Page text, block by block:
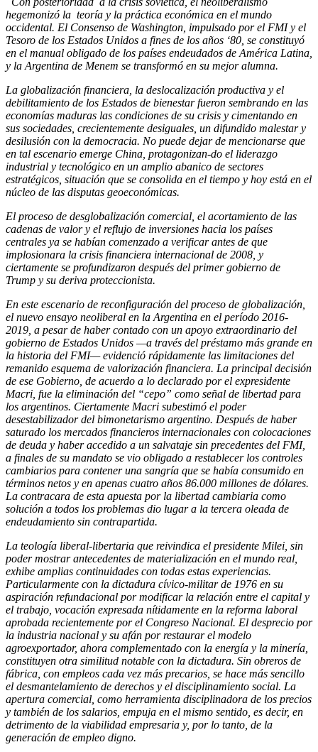
hegemonizó la teoría y la práctica económica en el mundo
occidental. El Consenso de Washington, impulsado por el FMI y el
Tesoro de los Estados Unidos a fines de los años ‘80, se constituyó
en el manual obligado de los países endeudados de América Latina,
y la Argentina de Menem se transformó en su mejor alumna.
La globalización financiera, la deslocalización productiva y el
debilitamiento de los Estados de bienestar fueron sembrando en las
economías maduras las condiciones de su crisis y cimentando en
sus sociedades, crecientemente desiguales, un difundido malestar y
desilusión con la democracia. No puede dejar de mencionarse que
en tal escenario emerge China, protagonizan-do el liderazgo
industrial y tecnológico en un amplio abanico de sectores
estratégicos, situación que se consolida en el tiempo y hoy está en el
núcleo de las disputas geoeconómicas.
El proceso de desglobalización comercial, el acortamiento de las
cadenas de valor y el reflujo de inversiones hacia los países
centrales ya se habían comenzado a verificar antes de que
implosionara la crisis financiera internacional de 2008, y
ciertamente se profundizaron después del primer gobierno de
Trump y su deriva proteccionista.
En este escenario de reconfiguración del proceso de globalización,
el nuevo ensayo neoliberal en la Argentina en el período 2016-
2019, a pesar de haber contado con un apoyo extraordinario del
gobierno de Estados Unidos —a través del préstamo más grande en
la historia del FMI— evidenció rápidamente las limitaciones del
remanido esquema de valorización financiera. La principal decisión
de ese Gobierno, de acuerdo a lo declarado por el expresidente
Macri, fue la eliminación del “cepo” como señal de libertad para
los argentinos. Ciertamente Macri subestimó el poder
desestabilizador del bimonetarismo argentino. Después de haber
saturado los mercados financieros internacionales con colocaciones
de deuda y haber accedido a un salvataje sin precedentes del FMI,
a finales de su mandato se vio obligado a restablecer los controles
cambiarios para contener una sangría que se había consumido en
términos netos y en apenas cuatro años 86.000 millones de dólares.
La contracara de esta apuesta por la libertad cambiaria como
solución a todos los problemas dio lugar a la tercera oleada de
endeudamiento sin contrapartida.
La teología liberal-libertaria que reivindica el presidente Milei, sin
poder mostrar antecedentes de materialización en el mundo real,
exhibe amplias continuidades con todas estas experiencias.
Particularmente con la dictadura cívico-militar de 1976 en su
aspiración refundacional por modificar la relación entre el capital y
el trabajo, vocación expresada nítidamente en la reforma laboral
aprobada recientemente por el Congreso Nacional. El desprecio por
la industria nacional y su afán por restaurar el modelo
agroexportador, ahora complementado con la energía y la minería,
constituyen otra similitud notable con la dictadura. Sin obreros de
fábrica, con empleos cada vez más precarios, se hace más sencillo
el desmantelamiento de derechos y el disciplinamiento social. La
apertura comercial, como herramienta disciplinadora de los precios
y también de los salarios, empuja en el mismo sentido, es decir, en
detrimento de la viabilidad empresaria y, por lo tanto, de la
generación de empleo digno.